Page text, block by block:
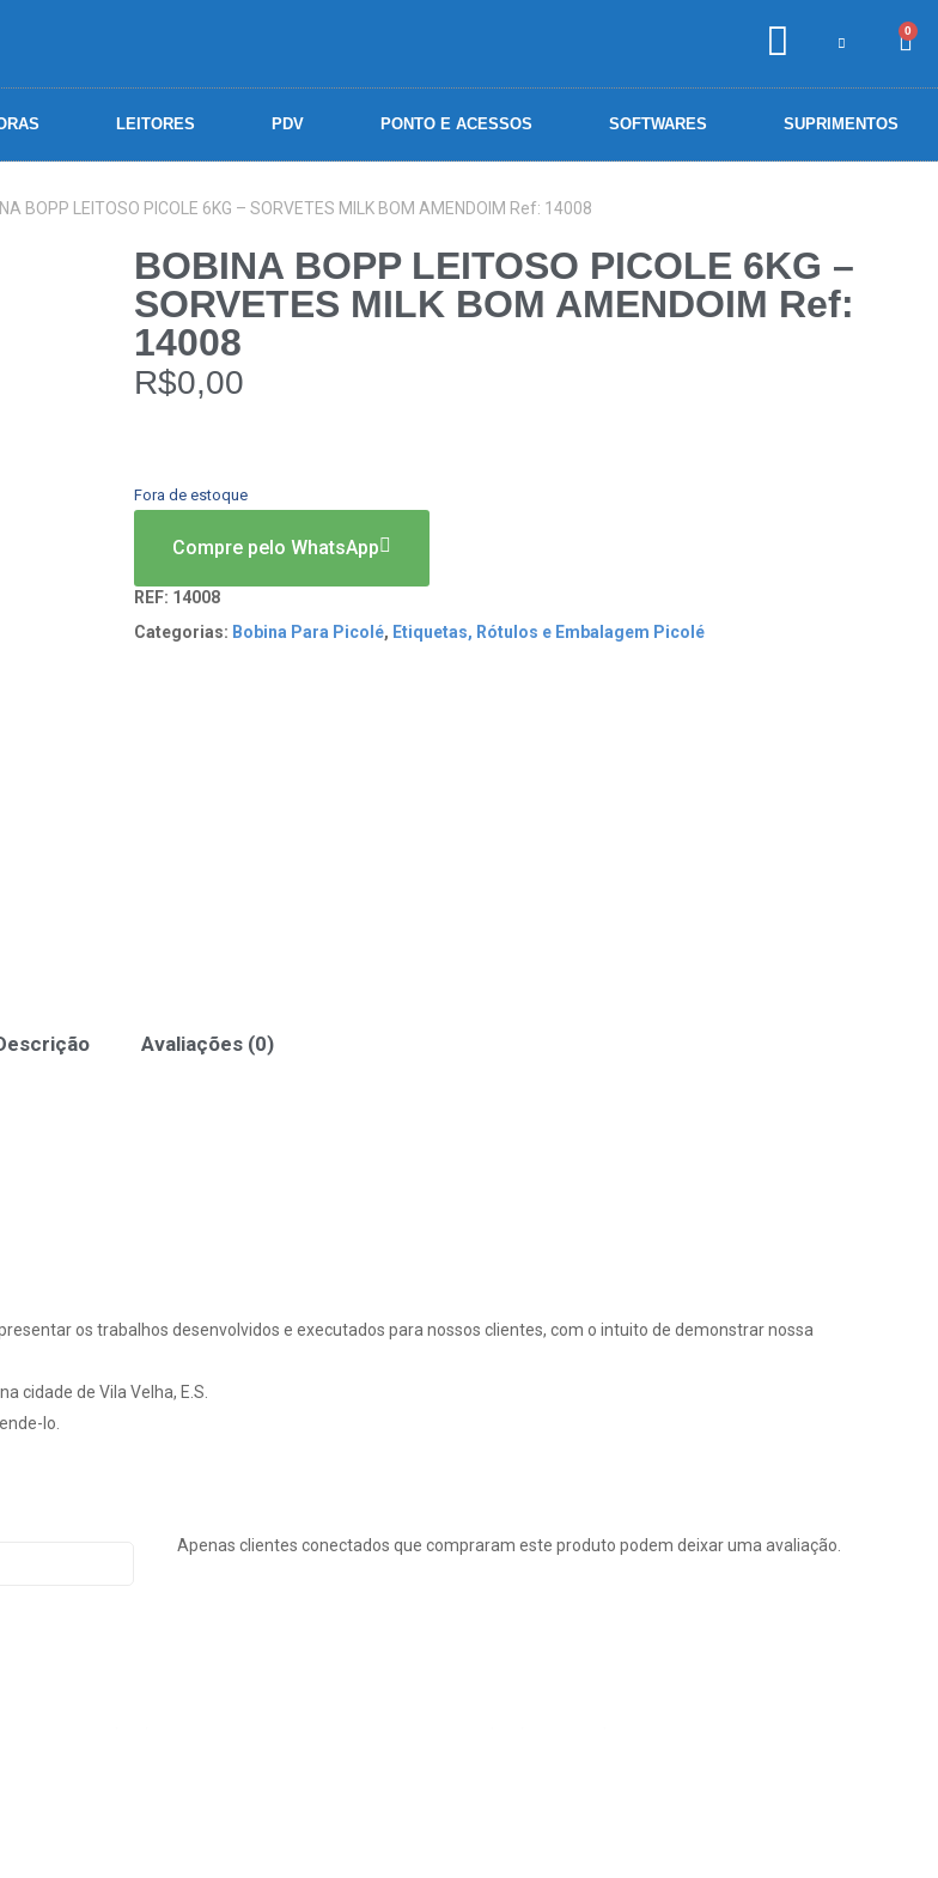
0
LEITORES PDV PONTO E ACESSOS SOFTWARES SUPRIMENTOS
BOPP LEITOSO PICOLE 6KG – SORVETES MILK BOM AMENDOIM Ref: 14008
BOBINA BOPP LEITOSO PICOLE 6KG –
SORVETES MILK BOM AMENDOIM Ref:
14008
R$0,00
Fora de estoque
Compre pelo WhatsApp
REF: 14008
Categorias: Bobina Para Picolé, Etiquetas, Rótulos e Embalagem Picolé
Avaliações (0)
os trabalhos desenvolvidos e executados para nossos clientes, com o intuito de demonstrar nossa
cidade de Vila Velha, E.S.
lo.
Apenas clientes conectados que compraram este produto podem deixar uma avaliação.